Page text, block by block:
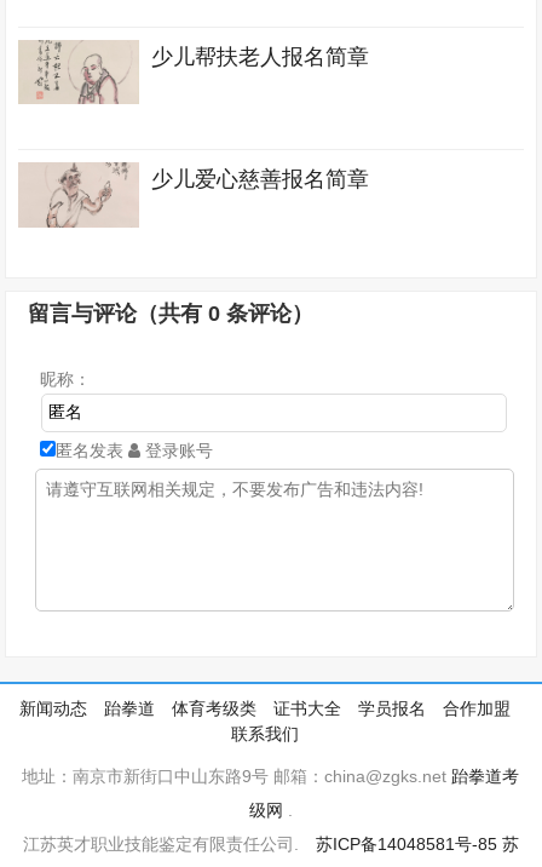
少儿帮扶老人报名简章
少儿爱心慈善报名简章
留言与评论（共有0 条评论）
昵称：
匿名发表 登录账号
新闻动态 跆拳道 体育考级类 证书大全 学员报名
合作加盟
联系我们
地址：南京市新街口中山东路9号 邮箱：china@zgks.net 跆拳道考
级网
江苏英才职业技能鉴定有限责任公司. 苏ICP备14048581号-85 苏